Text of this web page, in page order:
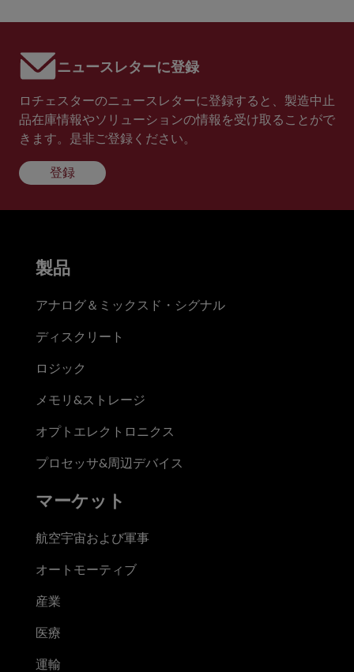
ニュースレターに登録
ロチェスターのニュースレターに登録すると、製造中止
品在庫情報やソリューションの情報を受け取ることがで
きます。是非ご登録ください。
登録
製品
アナログ＆ミックスド・シグナル
ディスクリート
ロジック
メモリ&ストレージ
オプトエレクトロニクス
プロセッサ&周辺デバイス
マーケット
航空宇宙および軍事
オートモーティブ
産業
医療
運輸